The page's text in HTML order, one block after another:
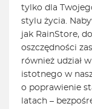
tylko dla
stylu życia.
jak RainStore,
oszczędności
również udział
istotnego w
o poprawienie
latach –